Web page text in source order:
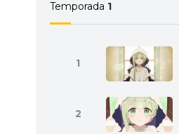
Temporada 1
1
2